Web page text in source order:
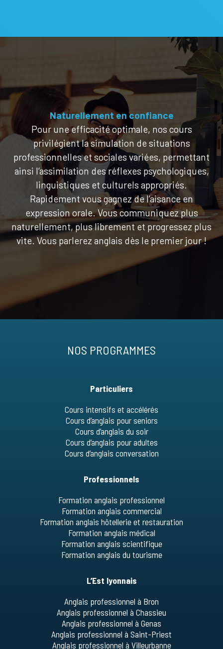
Naturellement en confiance
Pour une efficacité optimale, nos cours
privilégient la simulation de situations
professionnelles et sociales variées, permettant
ainsi l’assimilation des réflexes psychologiques,
linguistiques et culturels appropriés.
Rapidement vous gagnez de l’aisance en
expression orale. Vous communiquez plus
naturellement, plus librement et progressez plus
vite. Vous parlerez anglais dès le premier jour !
NOS PROGRAMMES
Particuliers
Cours intensifs et accélérés
Cours d’anglais pour seniors
Cours d’anglais du soir
Cours d’anglais pour adultes
Cours d’anglais conversation
Professionnels
Formation anglais professionnel
Formation anglais commercial
Formation anglais hôtellerie et restauration
Formation anglais médical
Formation anglais scientifique
Formation anglais du tourisme
L’Est lyonnais
Anglais professionnel à Bron
Anglais professionnel à Chassieu
Anglais professionnel à Genas
Anglais professionnel à Saint-Priest
Anglais professionnel à Villeurbanne